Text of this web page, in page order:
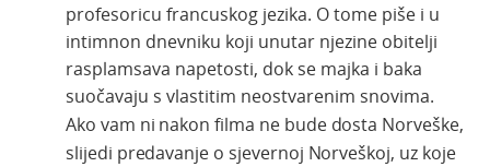
profesoricu francuskog jezika. O tome piše i u
intimnon dnevniku koji unutar njezine obitelji
rasplamsava napetosti, dok se majka i baka
suočavaju s vlastitim neostvarenim snovima.
Ako vam ni nakon filma ne bude dosta Norveške,
slijedi predavanje o sjevernoj Norveškoj, uz koje